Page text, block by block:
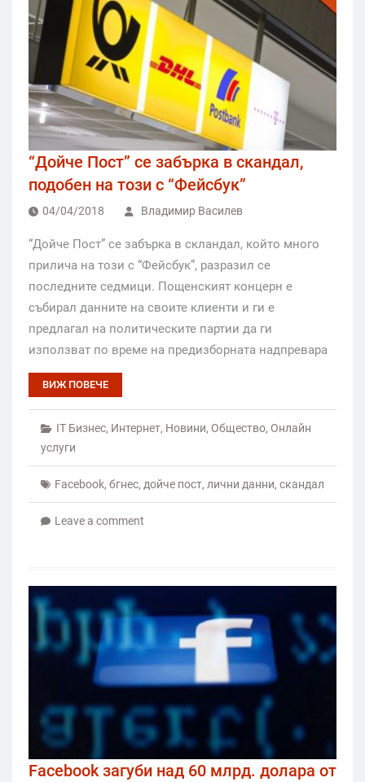
“Дойче Пост” се забърка в скандал,
подобен на този с “Фейсбук”
04/04/2018 Владимир Василев
“Дойче Пост” се забърка в скландал, който много
прилича на този с “Фейсбук”, разразил се
последните седмици. Пощенският концерн е
събирал данните на своите клиенти и ги е
предлагал на политическите партии да ги
използват по време на предизборната надпревара
ВИЖ ПОВЕЧЕ
IT Бизнес, Интернет, Новини, Общество, Онлайн
услуги
Facebook, бгнес, дойче пост, лични данни, скандал
Leave a comment
Facebook загуби над 60 млрд. долара от